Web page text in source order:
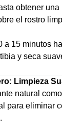
obtener una
el rostro
a 15 minutos
y seca
Limpieza
natural
para eliminar